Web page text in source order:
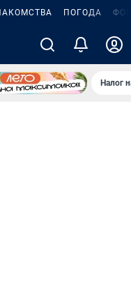
ПОГОДА
Налог